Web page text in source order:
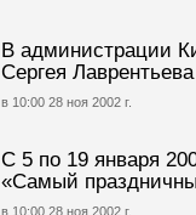
В администрации
Сергея Лаврентьева
в 10:00 28 ноя 2002 г.
С 5 по 19 января
«Самый
в 10:00 28 ноя 2002 г.